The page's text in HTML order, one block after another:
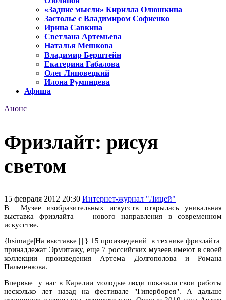
«Задние мысли» Кирилла Олюшкина
Застолье с Владимиром Софиенко
Ирина Савкина
Светлана Артемьева
Наталья Мешкова
Владимир Берштейн
Екатерина Габалова
Олег Липовецкий
Илона Румянцева
Афиша
Анонс
Фризлайт: рисуя
светом
15 февраля 2012 20:30 Интернет-журнал "Лицей"
В
Музее изобразительных искусств открылась уникальная
выставка фризлайта — нового направления в современном
искусстве.
{hsimage|На выставке ||||} 15 произведений в технике фризлайта
принадлежат Эрмитажу, еще 7 российских музеев имеют в своей
коллекции произведения Артема Долгополова и Романа
Пальченкова.
Впервые
у нас в Карелии молодые люди показали свои работы
несколько лет назад на фестивале "Гиперборея". А дальше